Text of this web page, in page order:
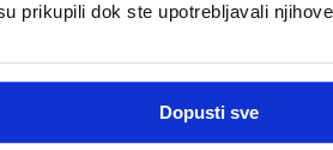
prikupili dok ste upotrebljavali
Dopusti sve